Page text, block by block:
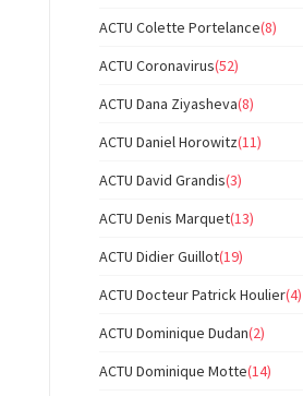
ACTU Colette Portelance(8)
ACTU Coronavirus(52)
ACTU Dana Ziyasheva(8)
ACTU Daniel Horowitz(11)
ACTU David Grandis(3)
ACTU Denis Marquet(13)
ACTU Didier Guillot(19)
ACTU Docteur Patrick Houlier(4)
ACTU Dominique Dudan(2)
ACTU Dominique Motte(14)